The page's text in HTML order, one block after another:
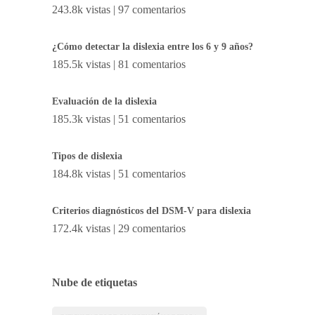
243.8k vistas | 97 comentarios
¿Cómo detectar la dislexia entre los 6 y 9 años?
185.5k vistas | 81 comentarios
Evaluación de la dislexia
185.3k vistas | 51 comentarios
Tipos de dislexia
184.8k vistas | 51 comentarios
Criterios diagnósticos del DSM-V para dislexia
172.4k vistas | 29 comentarios
Nube de etiquetas